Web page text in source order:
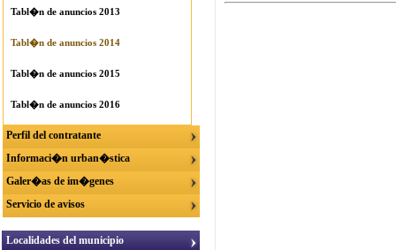
Tabl�n de anuncios 2013
Tabl�n de anuncios 2014
Tabl�n de anuncios 2015
Tabl�n de anuncios 2016
Perfil del contratante
Informaci�n urban�stica
Galer�as de im�genes
Servicio de avisos
Localidades del municipio